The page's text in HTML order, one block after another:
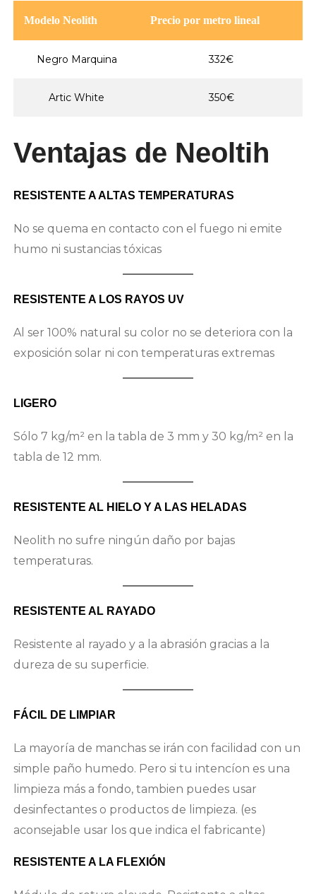
Modelo Neolith Precio por metro lineal
Negro Marquina 332€
Artic White 350€
Ventajas de Neoltih
RESISTENTE A ALTAS TEMPERATURAS
No se quema en contacto con el fuego ni emite
humo ni sustancias tóxicas
RESISTENTE A LOS RAYOS UV
Al ser 100% natural su color no se deteriora con la
exposición solar ni con temperaturas extremas
LIGERO
Sólo 7 kg/m² en la tabla de 3 mm y 30 kg/m² en la
tabla de 12 mm.
RESISTENTE AL HIELO Y A LAS HELADAS
Neolith no sufre ningún daño por bajas
temperaturas.
RESISTENTE AL RAYADO
Resistente al rayado y a la abrasión gracias a la
dureza de su superficie.
FÁCIL DE LIMPIAR
La mayoría de manchas se irán con facilidad con un
simple paño humedo. Pero si tu intencíon es una
limpieza más a fondo, tambien puedes usar
desinfectantes o productos de limpieza. (es
aconsejable usar los que indica el fabricante)
RESISTENTE A LA FLEXIÓN